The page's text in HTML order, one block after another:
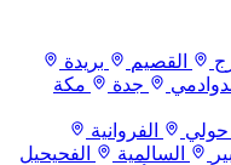
القصيم
بريدة
جدة
مكة
حولي
الفروانية
السالمية
الفحيحيل